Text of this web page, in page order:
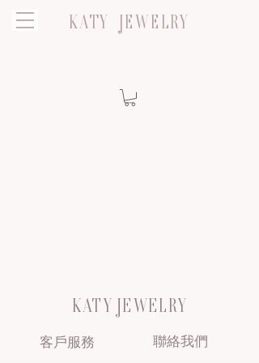
KATY JEWELRY
KATY JEWELRY
客戶服務 聯絡我們